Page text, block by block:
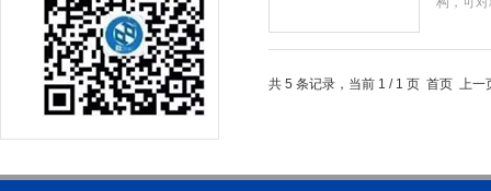
共 5 条记录，当前 1 / 1 页 首页 上